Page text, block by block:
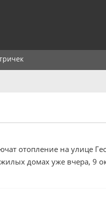
отопление на улице
домах уже вчера, 9